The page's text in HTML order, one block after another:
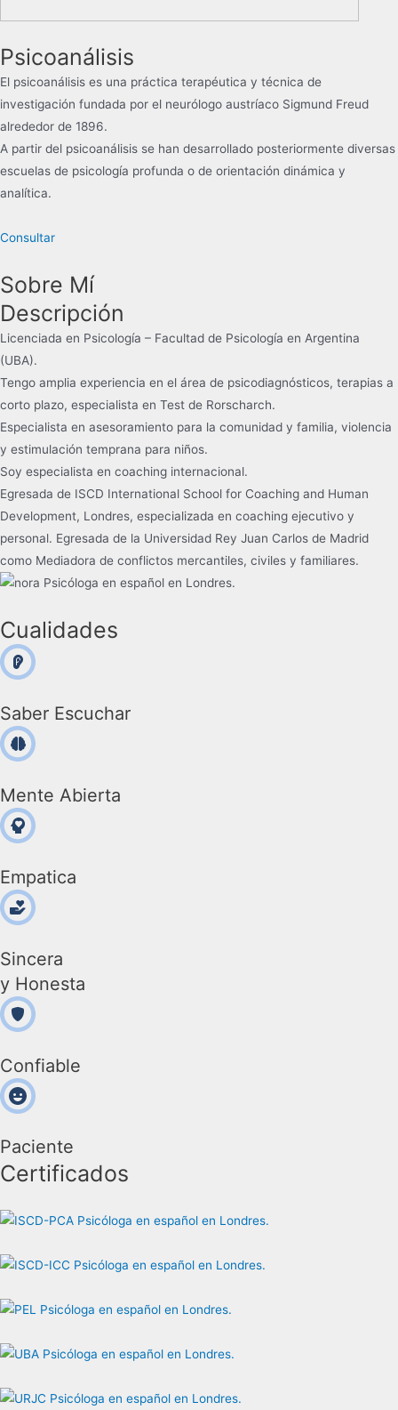
Psicoanálisis
El psicoanálisis es una práctica terapéutica y técnica de
investigación​​ fundada por el neurólogo austríaco Sigmund Freud
alrededor de 1896.
​A partir del psicoanálisis se han desarrollado posteriormente diversas
escuelas de psicología profunda o de orientación dinámica y
analítica.
Consultar
Sobre Mí
Descripción
Licenciada en Psicología – Facultad de Psicología en Argentina
(UBA).
Tengo amplia experiencia en el área de psicodiagnósticos, terapias a
corto plazo, especialista en Test de Rorscharch.
Especialista en asesoramiento para la comunidad y familia, violencia
y estimulación temprana para niños.
Soy especialista en coaching internacional.
Egresada de ISCD International School for Coaching and Human
Development, Londres, especializada en coaching ejecutivo y
personal. Egresada de la Universidad Rey Juan Carlos de Madrid
como Mediadora de conflictos mercantiles, civiles y familiares.
Cualidades
Saber Escuchar
Mente Abierta
Empatica
Sincera
y Honesta
Confiable
Paciente
Certificados